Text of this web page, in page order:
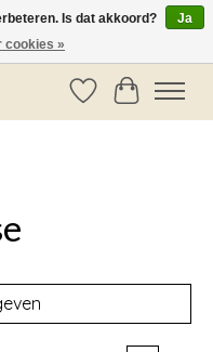
Verlanglijst
Is dat akkoord?
Ja
cookies »